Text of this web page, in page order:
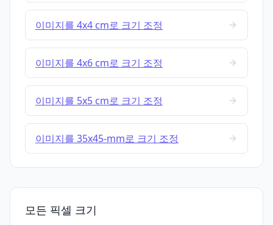
이미지를 4x4 cm로 크기 조정
이미지를 4x6 cm로 크기 조정
이미지를 5x5 cm로 크기 조정
이미지를 35x45-mm로 크기 조정
모든 픽셀 크기